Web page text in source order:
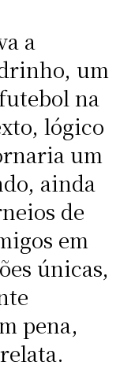
a
um
na
lógico
um
ainda
de
em
únicas,
pena,